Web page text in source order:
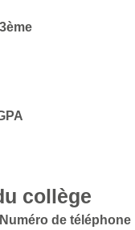
collège
Numéro de téléphone